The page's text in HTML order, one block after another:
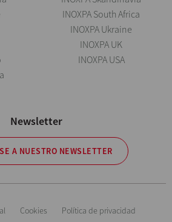
INOXPA South Africa
INOXPA Ukraine
INOXPA UK
INOXPA USA
Newsletter
A NUESTRO NEWSLETTER
Cookies
Política de privacidad